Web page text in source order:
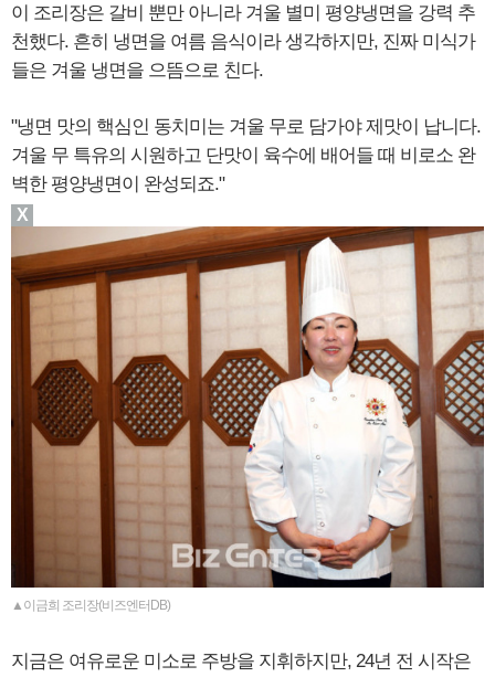
이 조리장은 갈비 뿐만 아니라 겨울 별미 평양냉면을 강력 추
천했다. 흔히 냉면을 여름 음식이라 생각하지만, 진짜 미식가
들은 겨울 냉면을 으뜸으로 친다.
"냉면 맛의 핵심인 동치미는 겨울 무로 담가야 제맛이 납니다.
겨울 무 특유의 시원하고 단맛이 육수에 배어들 때 비로소 완
벽한 평양냉면이 완성되죠."
▲이금희 조리장(비즈엔터DB)
지금은 여유로운 미소로 주방을 지휘하지만, 24년 전 시작은
X